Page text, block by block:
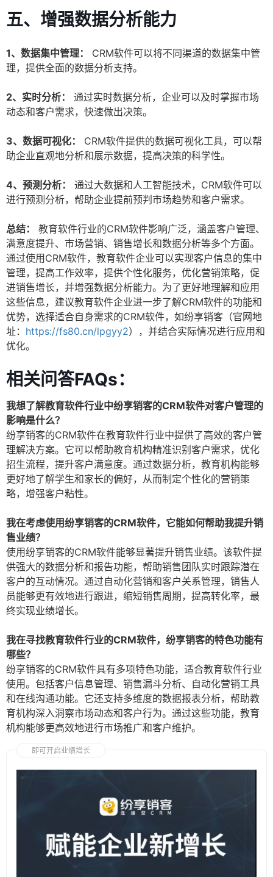
五、增强数据分析能力
1、数据集中管理：
CRM软件可以将不同渠道的数据集中管
理，提供全面的数据分析支持。
2、实时分析：
通过实时数据分析，企业可以及时掌握市场
动态和客户需求，快速做出决策。
3、数据可视化：
CRM软件提供的数据可视化工具，可以帮
助企业直观地分析和展示数据，提高决策的科学性。
4、预测分析：
通过大数据和人工智能技术，CRM软件可以
进行预测分析，帮助企业提前预判市场趋势和客户需求。
总结：
教育软件行业的CRM软件影响广泛，涵盖客户管理、
满意度提升、市场营销、销售增长和数据分析等多个方面。
通过使用CRM软件，教育软件企业可以实现客户信息的集中
管理，提高工作效率，提供个性化服务，优化营销策略，促
进销售增长，并增强数据分析能力。为了更好地理解和应用
这些信息，建议教育软件企业进一步了解CRM软件的功能和
优势，选择适合自身需求的CRM软件，如纷享销客（官网地
址： https://fs80.cn/lpgyy2），并结合实际情况进行应用和
优化。
相关问答FAQs：
我想了解教育软件行业中纷享销客的CRM软件对客户管理的
影响是什么？
纷享销客的CRM软件在教育软件行业中提供了高效的客户管
理解决方案。它可以帮助教育机构精准识别客户需求，优化
招生流程，提升客户满意度。通过数据分析，教育机构能够
更好地了解学生和家长的偏好，从而制定个性化的营销策
略，增强客户粘性。
我在考虑使用纷享销客的CRM软件，它能如何帮助我提升销
售业绩？
使用纷享销客的CRM软件能够显著提升销售业绩。该软件提
供强大的数据分析和报告功能，帮助销售团队实时跟踪潜在
客户的互动情况。通过自动化营销和客户关系管理，销售人
员能够更有效地进行跟进，缩短销售周期，提高转化率，最
终实现业绩增长。
我在寻找教育软件行业的CRM软件，纷享销客的特色功能有
哪些？
纷享销客的CRM软件具有多项特色功能，适合教育软件行业
使用。包括客户信息管理、销售漏斗分析、自动化营销工具
和在线沟通功能。它还支持多维度的数据报表分析，帮助教
育机构深入洞察市场动态和客户行为。通过这些功能，教育
机构能够更高效地进行市场推广和客户维护。
即可开启业绩增长